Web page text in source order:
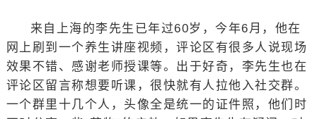
来自上海的李先生已年过60岁，今年6月，他在
网上刷到一个养生讲座视频，评论区有很多人说现场
效果不错、感谢老师授课等。出于好奇，李先生也在
评论区留言称想要听课，很快就有人拉他入社交群。
一个群里十几个人，头像全是统一的证件照，他们时